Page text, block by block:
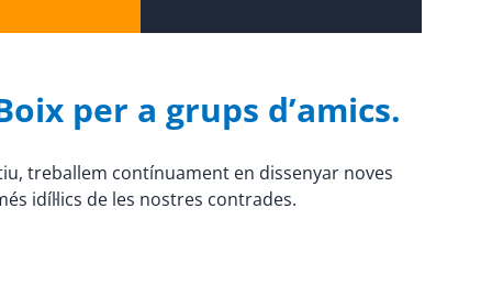
per a grups d’amics.
treballem contínuament en dissenyar noves
idíl·lics de les nostres contrades.